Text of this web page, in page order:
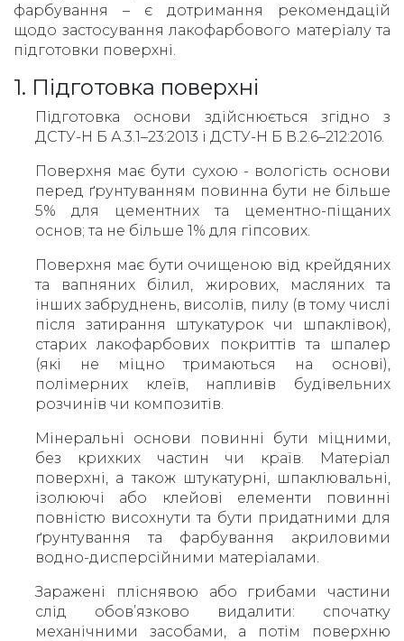
фарбування – є дотримання рекомендацій
щодо застосування лакофарбового матеріалу та
підготовки поверхні.
1. Підготовка поверхні
Підготовка основи здійснюється згідно з
ДСТУ-Н Б А.3.1–23:2013 і ДСТУ-Н Б В.2.6–212:2016.
Поверхня має бути сухою - вологість основи
перед ґрунтуванням повинна бути не більше
5% для цементних та цементно-піщаних
основ; та не більше 1% для гіпсових.
Поверхня має бути очищеною від крейдяних
та вапняних білил, жирових, масляних та
інших забруднень, висолів, пилу (в тому числі
після затирання штукатурок чи шпаклівок),
старих лакофарбових покриттів та шпалер
(які не міцно тримаються на основі),
полімерних клеїв, напливів будівельних
розчинів чи композитів.
Мінеральні основи повинні бути міцними,
без крихких частин чи країв. Матеріал
поверхні, а також штукатурні, шпаклювальні,
ізолюючі або клейові елементи повинні
повністю висохнути та бути придатними для
ґрунтування та фарбування акриловими
водно-дисперсійними матеріалами.
Заражені пліснявою або грибами частини
слід обов’язково видалити: спочатку
механічними засобами, а потім поверхню